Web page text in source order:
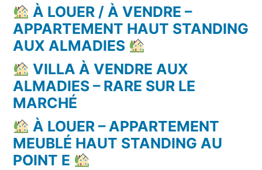
À LOUER / À VENDRE –
APPARTEMENT HAUT STANDING
AUX ALMADIES
VILLA À VENDRE AUX
ALMADIES – RARE SUR LE
MARCHÉ
À LOUER – APPARTEMENT
MEUBLÉ HAUT STANDING AU
POINT E